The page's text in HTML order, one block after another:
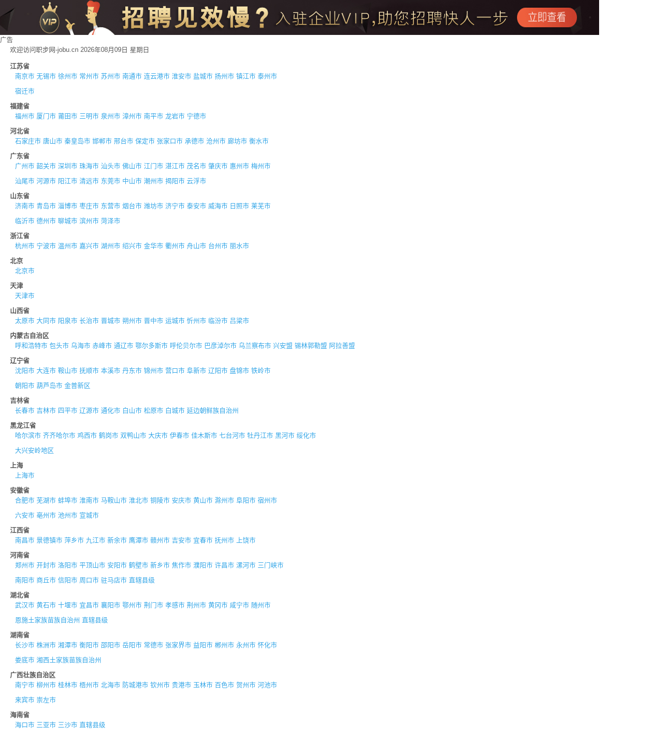
广告
欢迎访问职步网-jobu.cn 2026年08月09日 星期日
江苏省
南京市 无锡市 徐州市 常州市 苏州市 南通市 连云港市 淮安市 盐城市 扬州市 镇江市 泰州市
宿迁市
福建省
福州市 厦门市 莆田市 三明市 泉州市 漳州市 南平市 龙岩市 宁德市
河北省
石家庄市 唐山市 秦皇岛市 邯郸市 邢台市 保定市 张家口市 承德市 沧州市 廊坊市 衡水市
广东省
广州市 韶关市 深圳市 珠海市 汕头市 佛山市 江门市 湛江市 茂名市 肇庆市 惠州市 梅州市
汕尾市 河源市 阳江市 清远市 东莞市 中山市 潮州市 揭阳市 云浮市
山东省
济南市 青岛市 淄博市 枣庄市 东营市 烟台市 潍坊市 济宁市 泰安市 威海市 日照市 莱芜市
临沂市 德州市 聊城市 滨州市 菏泽市
浙江省
杭州市 宁波市 温州市 嘉兴市 湖州市 绍兴市 金华市 衢州市 舟山市 台州市 丽水市
北京
北京市
天津
天津市
山西省
太原市 大同市 阳泉市 长治市 晋城市 朔州市 晋中市 运城市 忻州市 临汾市 吕梁市
内蒙古自治区
呼和浩特市 包头市 乌海市 赤峰市 通辽市 鄂尔多斯市 呼伦贝尔市 巴彦淖尔市 乌兰察布市 兴安盟 锡林郭勒盟 阿拉善盟
辽宁省
沈阳市 大连市 鞍山市 抚顺市 本溪市 丹东市 锦州市 营口市 阜新市 辽阳市 盘锦市 铁岭市
朝阳市 葫芦岛市 金普新区
吉林省
长春市 吉林市 四平市 辽源市 通化市 白山市 松原市 白城市 延边朝鲜族自治州
黑龙江省
哈尔滨市 齐齐哈尔市 鸡西市 鹤岗市 双鸭山市 大庆市 伊春市 佳木斯市 七台河市 牡丹江市 黑河市 绥化市
大兴安岭地区
上海
上海市
安徽省
合肥市 芜湖市 蚌埠市 淮南市 马鞍山市 淮北市 铜陵市 安庆市 黄山市 滁州市 阜阳市 宿州市
六安市 亳州市 池州市 宣城市
江西省
南昌市 景德镇市 萍乡市 九江市 新余市 鹰潭市 赣州市 吉安市 宜春市 抚州市
上饶市
河南省
郑州市 开封市 洛阳市 平顶山市 安阳市 鹤壁市 新乡市 焦作市 濮阳市 许昌市 漯河市 三门峡市
南阳市 商丘市 信阳市 周口市 驻马店市 直辖县级
湖北省
武汉市 黄石市 十堰市 宜昌市 襄阳市 鄂州市 荆门市 孝感市 荆州市 黄冈市 咸宁市 随州市
恩施土家族苗族自治州 直辖县级
湖南省
长沙市 株洲市 湘潭市 衡阳市 邵阳市 岳阳市 常德市 张家界市 益阳市 郴州市 永州市 怀化市
娄底市 湘西土家族苗族自治州
广西壮族自治区
南宁市 柳州市 桂林市 梧州市 北海市 防城港市 钦州市 贵港市 玉林市 百色市 贺州市 河池市
来宾市 崇左市
海南省
海口市 三亚市 三沙市 直辖县级